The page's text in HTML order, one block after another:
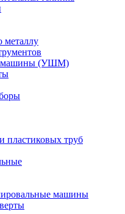
машины (УШМ)
пластиковых труб
машины